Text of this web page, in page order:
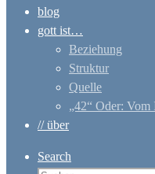
blog
gott ist…
Beziehung
Struktur
Quelle
„42“ Oder:
// über
Search